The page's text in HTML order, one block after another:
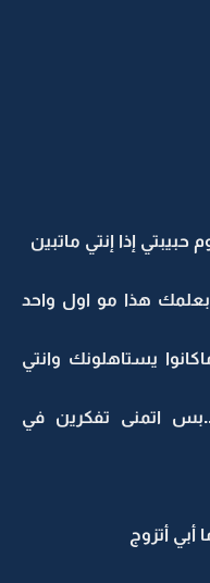
إذا إنتي ماتبين
هذا مو اول واحد
يستاهلونك وانتي
اتمنى تفكرين في
أبي أتزوج